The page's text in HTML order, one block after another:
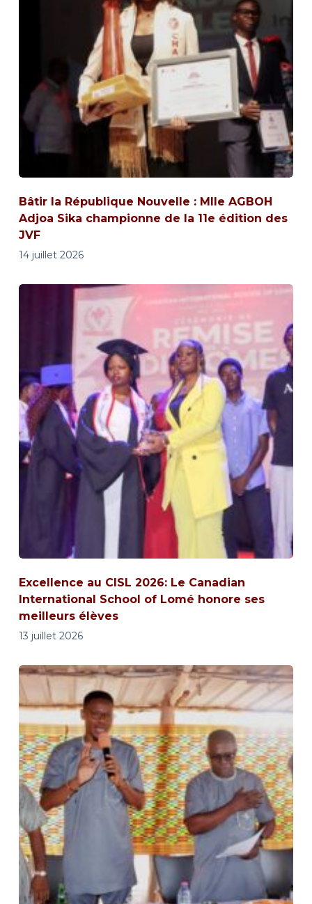
Bâtir la République Nouvelle : Mlle AGBOH
Adjoa Sika championne de la 11e édition des
JVF
14 juillet 2026
Excellence au CISL 2026: Le Canadian
International School of Lomé honore ses
meilleurs élèves
13 juillet 2026